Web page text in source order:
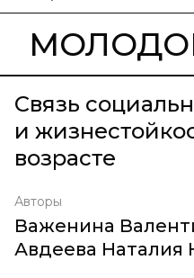
Связь
и
возрасте
Авторы
Важенина
Авдеева Наталия